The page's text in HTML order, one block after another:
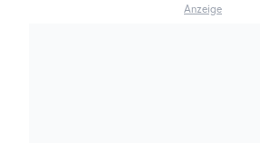
Anzeige